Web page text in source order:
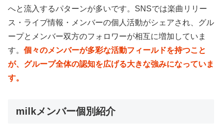
へと流入するパターンが多いです。SNSでは楽曲リリー
ス・ライブ情報・メンバーの個人活動がシェアされ、グル
ープとメンバー双方のフォロワーが相互に増加していま
す。 個々のメンバーが多彩な活動フィールドを持つこと
が、グループ全体の認知を広げる大きな強みになっていま
す。
milkメンバー個別紹介